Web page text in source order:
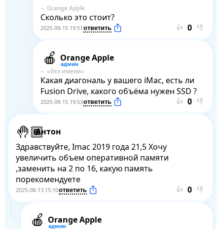
Orange Apple
Сколько это стоит?
2025-09-15 19:51 👍 👎
Orange Apple
Какая диагональ у вашего iMac, есть ли
Fusion Drive, какого объёма нужен SSD ?
2025-09-15 19:53 👍 👎
Антон
Здравствуйте, Imac 2019 года 21,5 Хочу
увеличить объем оперативной памяти
,заменить на 2 по 16, какую память
порекомендуете
2025-08-13 15:10 👍 👎
Orange Apple